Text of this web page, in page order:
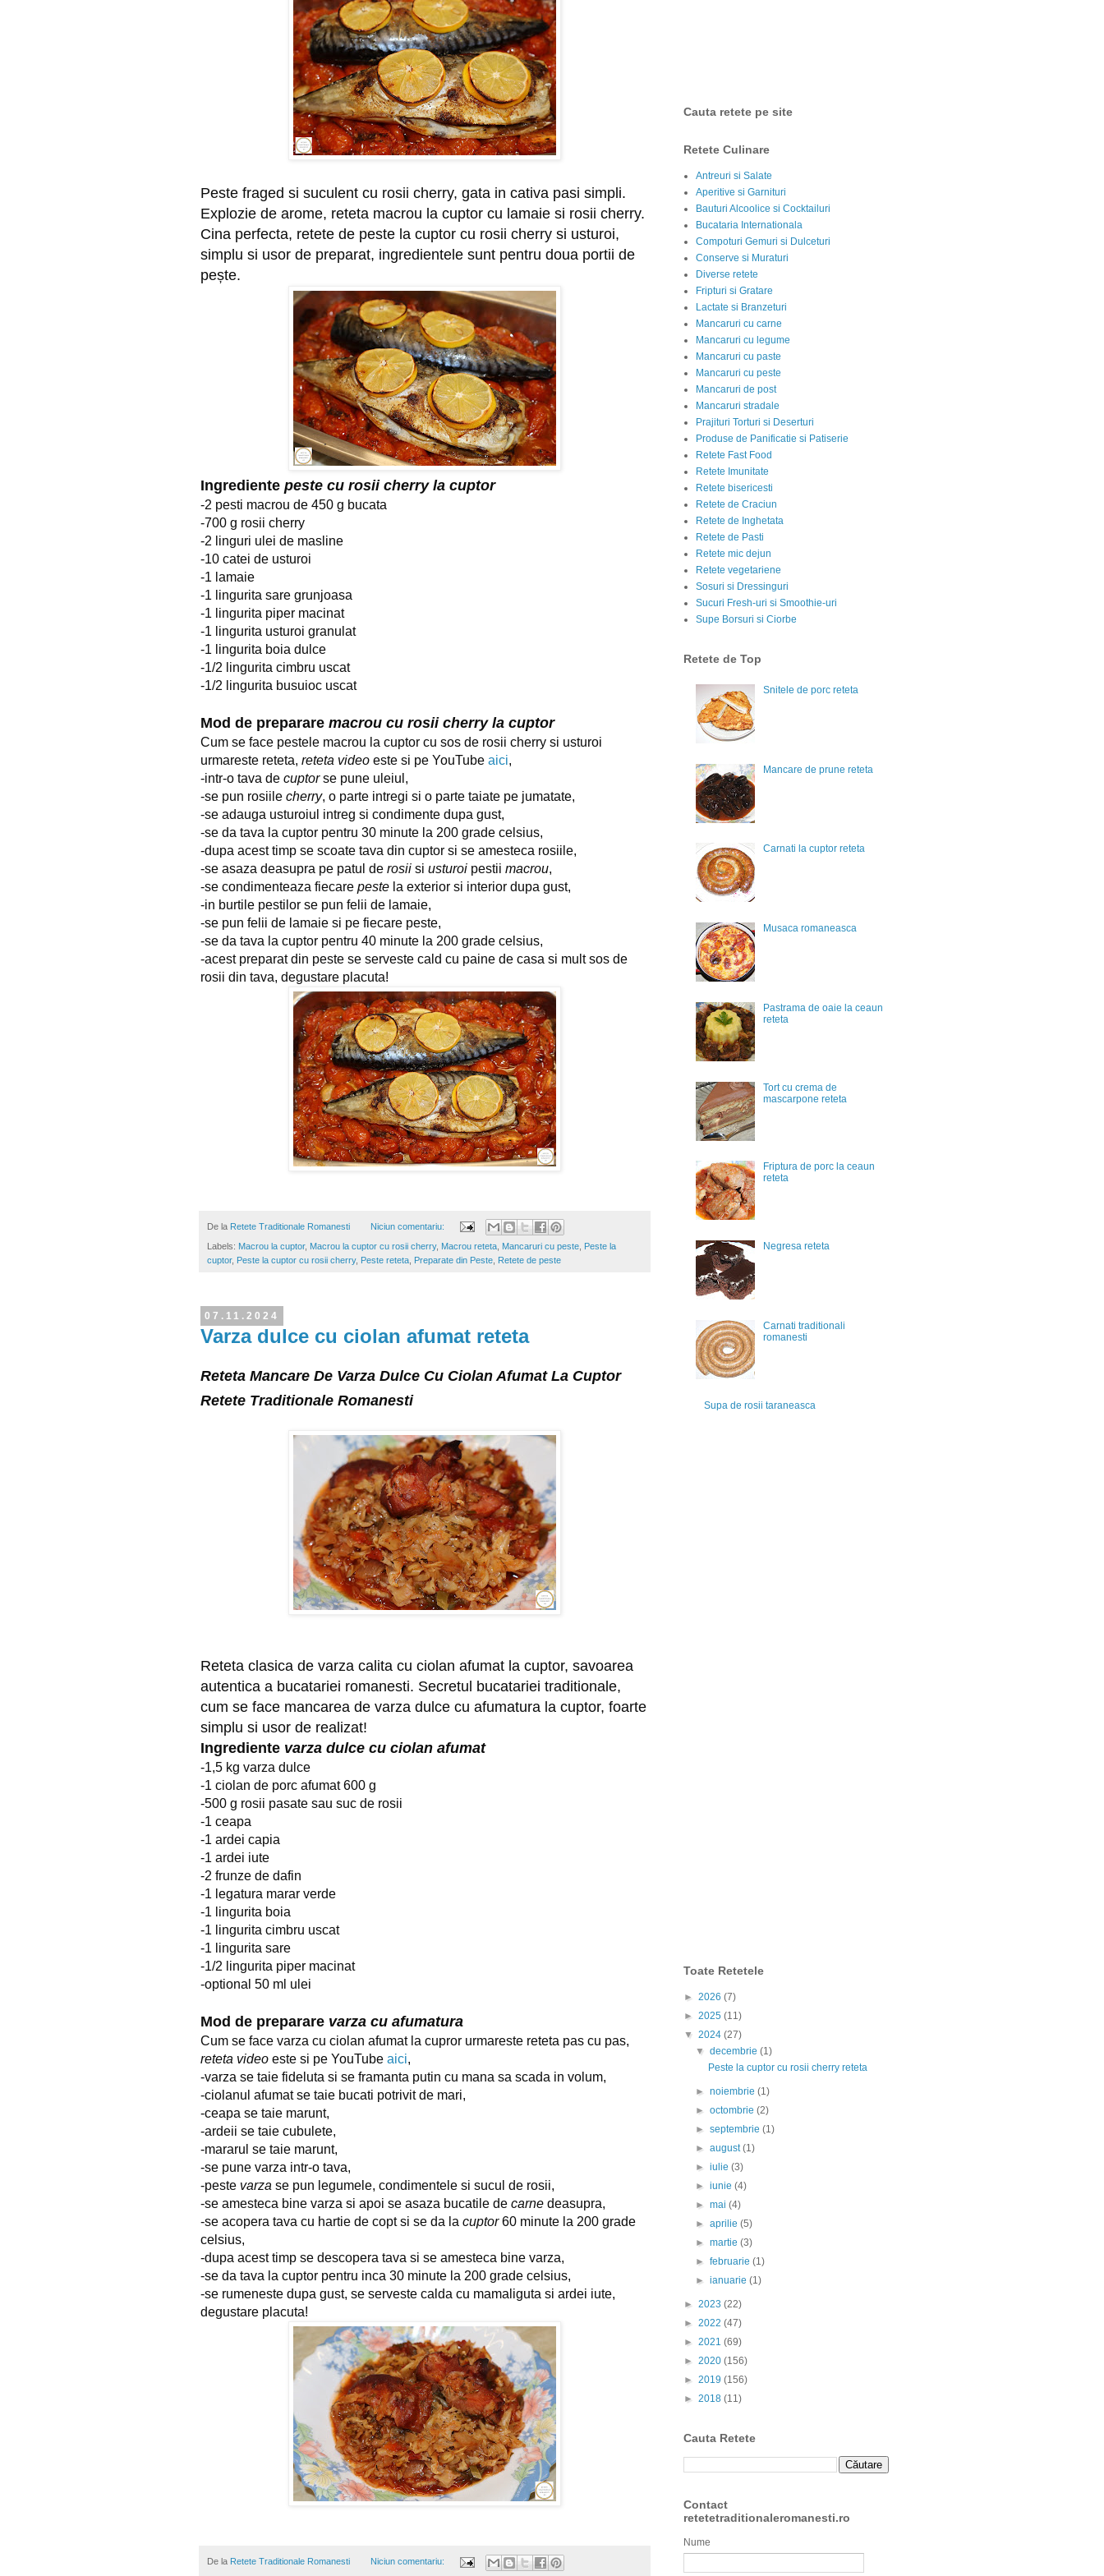
Peste fraged si suculent cu rosii cherry, gata in cativa pasi simpli.
Explozie de arome, reteta macrou la cuptor cu lamaie si rosii cherry.
Cina perfecta, retete de peste la cuptor cu rosii cherry si usturoi,
simplu si usor de preparat, ingredientele sunt pentru doua portii de
pește.
Ingrediente peste cu rosii cherry la cuptor
-2 pesti macrou de 450 g bucata
-700 g rosii cherry
-2 linguri ulei de masline
-10 catei de usturoi
-1 lamaie
-1 lingurita sare grunjoasa
-1 lingurita piper macinat
-1 lingurita usturoi granulat
-1 lingurita boia dulce
-1/2 lingurita cimbru uscat
-1/2 lingurita busuioc uscat
Mod de preparare macrou cu rosii cherry la cuptor
Cum se face pestele macrou la cuptor cu sos de rosii cherry si usturoi
urmareste reteta, reteta video este si pe YouTube aici,
-intr-o tava de cuptorse pune uleiul,
-se pun rosiile cherry, o parte intregi si o parte taiate pe jumatate,
-se adauga usturoiul intreg si condimente dupa gust,
-se da tava la cuptor pentru 30 minute la 200 grade celsius,
-dupa acest timp se scoate tava din cuptor si se amesteca rosiile,
-se asaza deasupra pe patul de rosii si usturoi pestii macrou,
-se condimenteaza fiecare peste la exterior si interior dupa gust,
-in burtile pestilor se pun felii de lamaie,
-se pun felii de lamaie si pe fiecare peste,
-se da tava la cuptor pentru 40 minute la 200 grade celsius,
-acest preparat din peste se serveste cald cu paine de casa si mult sos de
rosii din tava, degustare placuta!
De la Retete Traditionale Romanesti Niciun comentariu:
Labels: Macrou la cuptor, Macrou la cuptor cu rosii cherry, Macrou reteta Mancaruri cu peste Peste la
cuptor, Peste la cuptor cu rosii cherry, Peste reteta Preparate din Peste Retete de peste
07.11.2024
Varza dulce cu ciolan afumat reteta
Reteta Mancare De Varza Dulce Cu Ciolan Afumat La Cuptor
Retete Traditionale Romanesti
Reteta clasica de varza calita cu ciolan afumat la cuptor, savoarea
autentica a bucatariei romanesti. Secretul bucatariei traditionale,
cum se face mancarea de varza dulce cu afumatura la cuptor, foarte
simplu si usor de realizat!
Ingrediente varza dulce cu ciolan afumat
-1,5 kg varza dulce
-1 ciolan de porc afumat 600 g
-500 g rosii pasate sau suc de rosii
-1 ceapa
-1 ardei capia
-1 ardei iute
-2 frunze de dafin
-1 legatura marar verde
-1 lingurita boia
-1 lingurita cimbru uscat
-1 lingurita sare
-1/2 lingurita piper macinat
-optional 50 ml ulei
Mod de preparare varza cu afumatura
Cum se face varza cu ciolan afumat la cupror urmareste reteta pas cu pas,
reteta video este si pe YouTube aici,
-varza se taie fideluta si se framanta putin cu mana sa scada in volum,
-ciolanul afumat se taie bucati potrivit de mari,
-ceapa se taie marunt,
-ardeii se taie cubulete,
-mararul se taie marunt,
-se pune varza intr-o tava,
-peste varza se pun legumele, condimentele si sucul de rosii,
-se amesteca bine varza si apoi se asaza bucatile de carne deasupra,
-se acopera tava cu hartie de copt si se da la cuptor60 minute la 200 grade
celsius,
-dupa acest timp se descopera tava si se amesteca bine varza,
-se da tava la cuptor pentru inca 30 minute la 200 grade celsius,
-se rumeneste dupa gust, se serveste calda cu mamaliguta si ardei iute,
degustare placuta!
De la Retete Traditionale Romanesti Niciun comentariu:
Cauta retete pe site
Retete Culinare
Antreuri si Salate
Aperitive si Garnituri
Bauturi Alcoolice si Cocktailuri
Bucataria Internationala
Compoturi Gemuri si Dulceturi
Conserve si Muraturi
Diverse retete
Fripturi si Gratare
Lactate si Branzeturi
Mancaruri cu carne
Mancaruri cu legume
Mancaruri cu paste
Mancaruri cu peste
Mancaruri de post
Mancaruri stradale
Prajituri Torturi si Deserturi
Produse de Panificatie si Patiserie
Retete Fast Food
Retete Imunitate
Retete bisericesti
Retete de Craciun
Retete de Inghetata
Retete de Pasti
Retete mic dejun
Retete vegetariene
Sosuri si Dressinguri
Sucuri Fresh-uri si Smoothie-uri
Supe Borsuri si Ciorbe
Retete de Top
Snitele de porc reteta
Mancare de prune reteta
Carnati la cuptor reteta
Musaca romaneasca
Pastrama de oaie la ceaun
reteta
Tort cu crema de
mascarpone reteta
Friptura de porc la ceaun
reteta
Negresa reteta
Carnati traditionali
romanesti
Supa de rosii taraneasca
Toate Retetele
► 2026 (7)
► 2025 (11)
▼ 2024 (27)
▼decembrie(1)
Peste la cuptor cu rosii cherry reteta
►noiembrie(1)
►octombrie(2)
►septembrie(1)
►august(1)
►iulie(3)
►iunie(4)
►mai(4)
►aprilie(5)
►martie(3)
►februarie(1)
►ianuarie(1)
► 2023 (22)
► 2022 (47)
► 2021 (69)
► 2020 (156)
► 2019 (156)
► 2018 (11)
Cauta Retete
Contact
retetetraditionaleromanesti.ro
Nume